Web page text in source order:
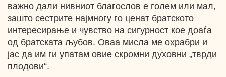
важно дали нивниот благослов е голем или мал,
зашто сестрите најмногу го ценат братското
интересирање и чувство на сигурност кое доаѓа
од братската љубов. Оваа мисла ме охрабри и
јас да им ги упатам овие скромни духовни „тврди
плодови“.